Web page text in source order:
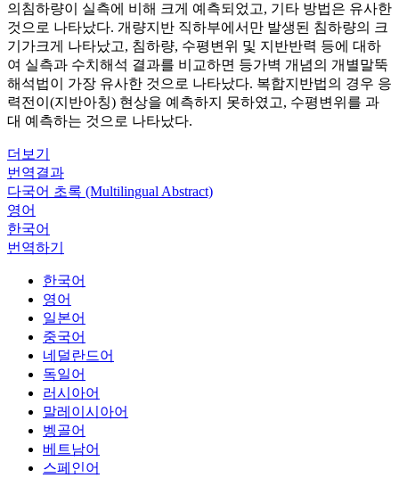
의침하량이 실측에 비해 크게 예측되었고, 기타 방법은 유사한
것으로 나타났다. 개량지반 직하부에서만 발생된 침하량의 크
기가크게 나타났고, 침하량, 수평변위 및 지반반력 등에 대하
여 실측과 수치해석 결과를 비교하면 등가벽 개념의 개별말뚝
해석법이 가장 유사한 것으로 나타났다. 복합지반법의 경우 응
력전이(지반아칭) 현상을 예측하지 못하였고, 수평변위를 과
대 예측하는 것으로 나타났다.
더보기
번역결과
다국어 초록 (Multilingual Abstract)
영어
한국어
번역하기
한국어
영어
일본어
중국어
네덜란드어
독일어
러시아어
말레이시아어
벵골어
베트남어
스페인어